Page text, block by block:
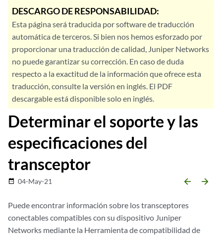
DESCARGO DE RESPONSABILIDAD:
Esta página será traducida por software de traducción
automática de terceros. Si bien nos hemos esforzado por
proporcionar una traducción de calidad, Juniper Networks
no puede garantizar su corrección. En caso de duda
respecto a la exactitud de la información que ofrece esta
traducción, consulte la versión en inglés. El PDF
descargable está disponible solo en inglés.
Determinar el soporte y las
especificaciones del
transceptor
date_range 04-May-21 arrow_backward arrow_forward
Puede encontrar información sobre los transceptores
conectables compatibles con su dispositivo Juniper
Networks mediante la Herramienta de compatibilidad de